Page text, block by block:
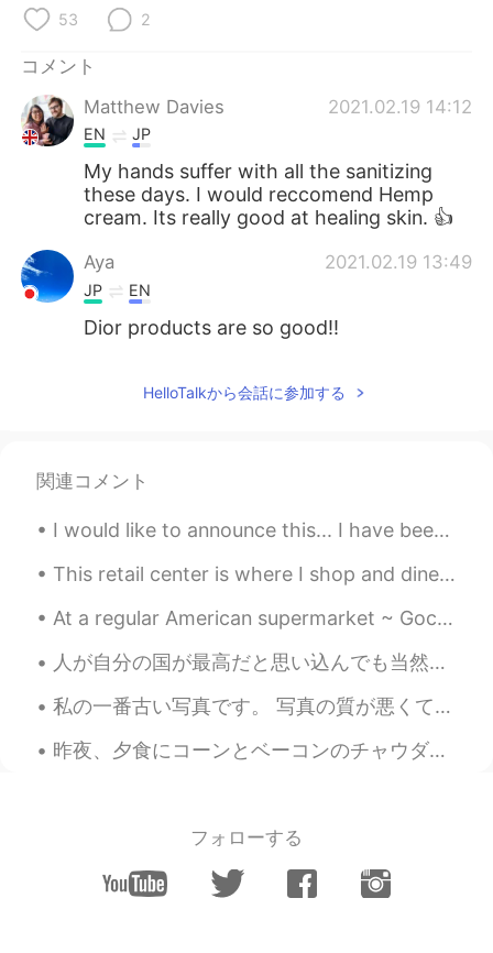
Русский
Türkçe
Português
53 2
コメント
Matthew Davies
2021.02.19 14:12
EN JP
My hands suffer with all the sanitizing
these days. I would reccomend Hemp
cream. Its really good at healing skin. 👍
Aya 2021.02.19 13:49
JP EN
Dior products are so good!!
HelloTalkから会話に参加する
関連コメント
I would like to announce this... I have been using LINE currently, so if anyone use it too, mind...
This retail center is where I shop and dine in my hometown.🛍️🍽️ I like window shopping. 👀☺️ I saw...
At a regular American supermarket ~ Gochujang, Pocky, Bulgogi sauce, seaweed snack and Hello Pand...
人が自分の国が最高だと思い込んでも当然だ。だってその国で育って、その国の得意な色んなところに価値を与えるように子供の時から刷り込まれてきたんだから。自由と独立を(比較的に)重視しない日本人には銃...
私の一番古い写真です。 写真の質が悪くてすみません。 なんだか文句があるような偉そうな表情で、自分でも笑ってしまいます。 ここから数十年の月日が経ちました。両親をはじめたくさんの人にお世話にな...
昨夜、夕食にコーンとベーコンのチャウダーを作った Last night, I made corn and bacon chowder for dinner いっぱい作ってなりちゃったので、残り...
フォローする